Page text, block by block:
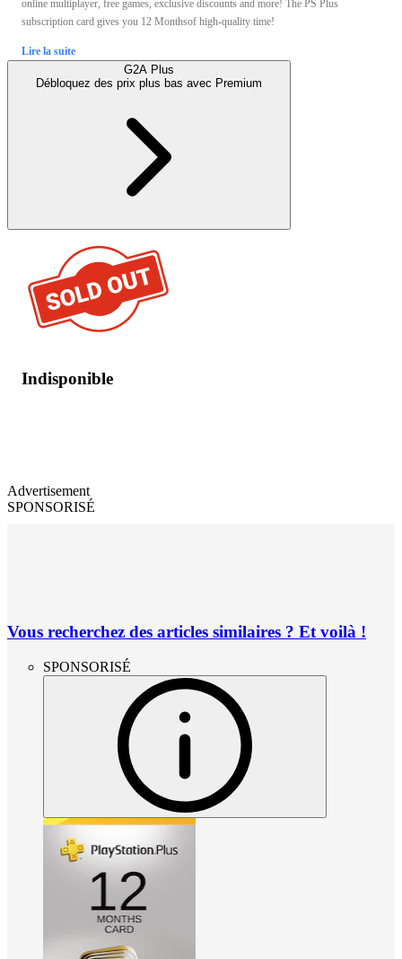
online multiplayer, free games, exclusive discounts and more! The PS Plus
subscription card gives you 12 Monthsof high-quality time!
Lire la suite
G2A Plus
Débloquez des prix plus bas avec Premium
Indisponible
Advertisement
SPONSORISÉ
Vous recherchez des articles similaires ? Et voilà !
SPONSORISÉ